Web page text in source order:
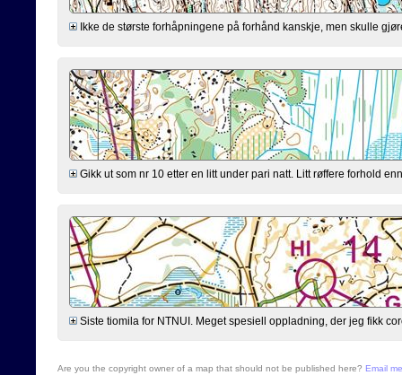
Ikke de største forhåpningene på forhånd kanskje, men skulle
Gikk ut som nr 10 etter en litt under pari natt. Litt røffere forhold
Siste tiomila for NTNUI. Meget spesiell oppladning, der jeg fikk
Are you the copyright owner of a map that should not be published here? Email me